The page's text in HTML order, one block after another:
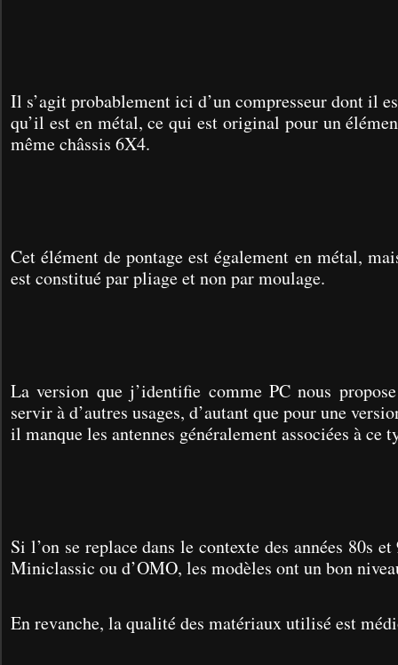
Il s’agit probablement ici d’un compresseur dont il
qu’il est en métal, ce qui est original pour un
même châssis 6X4.
Cet élément de pontage est également en métal,
est constitué par pliage et non par moulage.
La version que j’identifie comme PC nous
servir à d’autres usages, d’autant que pour une
il manque les antennes généralement associées à ce
Si l’on se replace dans le contexte des années 80s et
Miniclassic ou d’OMO, les modèles ont un bon
En revanche, la qualité des matériaux utilisé est